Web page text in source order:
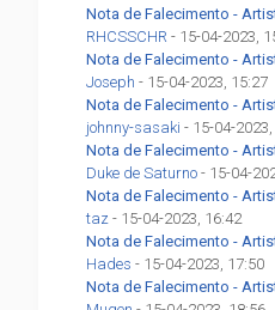
Nota de Falecimento -
RHCSSCHR - 15-04-2023,
Nota de Falecimento -
Joseph - 15-04-2023, 15:27
Nota de Falecimento -
johnny-sasaki - 15-04-2023,
Nota de Falecimento -
Duke de Saturno - 15-04-
Nota de Falecimento -
taz - 15-04-2023, 16:42
Nota de Falecimento -
Hades - 15-04-2023, 17:50
Nota de Falecimento -